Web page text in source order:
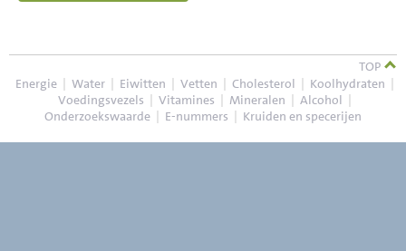
TOP
Energie | Water | Eiwitten | Vetten | Cholesterol | Koolhydraten |
Voedingsvezels | Vitamines | Mineralen | Alcohol |
Onderzoekswaarde | E-nummers | Kruiden en specerijen